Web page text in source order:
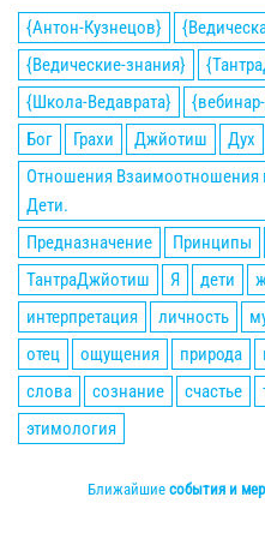
{Антон-Кузнецов}
{Ведические-знания}
{Школа-Ведаврата}
Бог
Грахи Джйотиш Дух
Отношения
Дети.
Предназначение
Принципы
ТантраДжйотиш
Я дети
интерпретация
личность
отец
ощущения природа
слова
сознание счастье
этимология
Ближайшие события и